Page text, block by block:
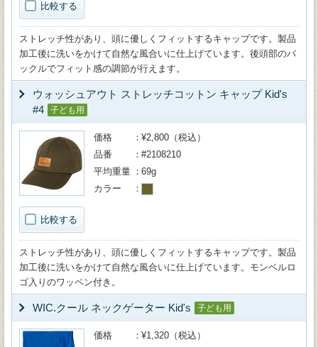
比較する
ストレッチ性があり、頭に優しくフィットするキャップです。製品
加工後に洗いをかけて自然な風合いに仕上げています。後頭部のバ
ックルでフィット感の調節が行えます。
ウォッシュアウト ストレッチコットン キャップ Kid's
#4
子ども用
比較する
価格
¥2,800（税込）
品番
#2108210
平均重量
69g
カラー
ストレッチ性があり、頭に優しくフィットするキャップです。製品
加工後に洗いをかけて自然な風合いに仕上げています。モンベルロ
ゴ入りのワッペン付き。
WIC.クール ネックゲーター Kid's 子ども用
価格 ¥1,320（税込）